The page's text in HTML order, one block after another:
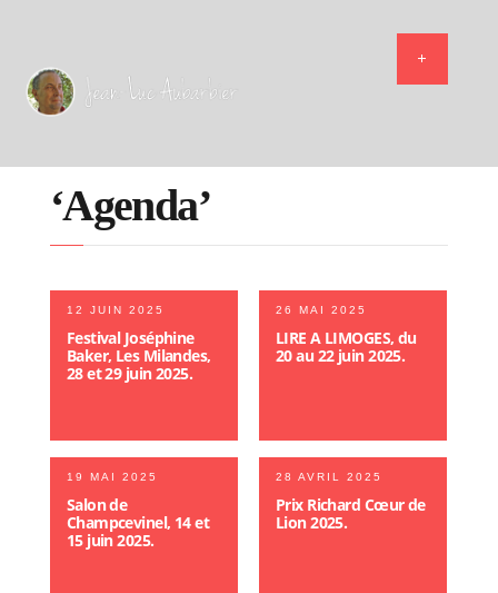
‘Agenda’
12 JUIN 2025
Festival Joséphine
Baker, Les Milandes,
28 et 29 juin 2025.
26 MAI 2025
LIRE A LIMOGES, du
20 au 22 juin 2025.
19 MAI 2025
Salon de
Champcevinel, 14 et
15 juin 2025.
28 AVRIL 2025
Prix Richard Cœur de
Lion 2025.